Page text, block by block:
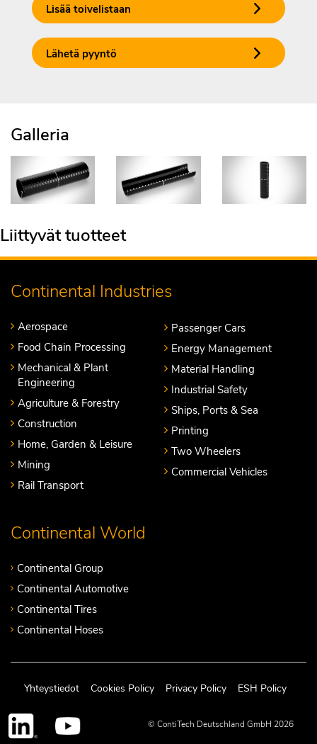
Lisää toivelistaan
Lähetä pyyntö
Galleria
Liittyvät tuotteet
Continental Industries
Aerospace
Food Chain Processing
Mechanical & Plant
Engineering
Agriculture & Forestry
Construction
Home, Garden & Leisure
Mining
Rail Transport
Passenger Cars
Energy Management
Material Handling
Industrial Safety
Ships, Ports & Sea
Printing
Two Wheelers
Commercial Vehicles
Continental World
Continental Group
Continental Automotive
Continental Tires
Continental Hoses
Yhteystiedot Cookies Policy Privacy Policy ESH Policy
© ContiTech Deutschland GmbH 2026